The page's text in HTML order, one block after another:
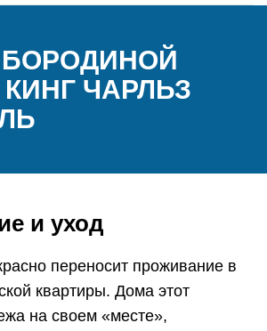
ЧАРЛЬЗ
и уход
переносит проживание в
квартиры. Дома этот
на своем «месте»,